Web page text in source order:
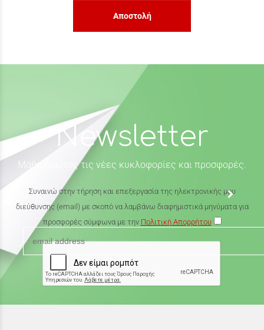
Αποστολή
Newsletter
Μάθε πρώτος τις νέες κυκλοφορίες και προσφορές.
Συναινώ στην τήρηση και επεξεργασία της ηλεκτρονικής μου
διεύθυνσης (email) με σκοπό να λαμβάνω διαφημιστικά μηνύματα για
προσφορές σύμφωνα με την Πολιτική Απορρήτου